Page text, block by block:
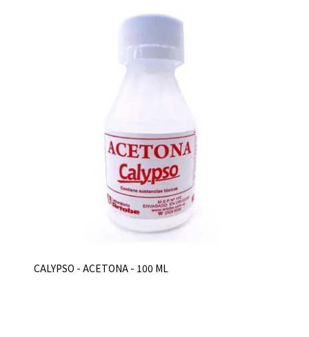
CALYPSO - ACETONA - 100 ML